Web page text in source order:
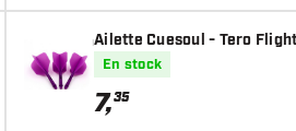
AU PANIER
Ailette Cuesoul - Tero
En stock
7,35